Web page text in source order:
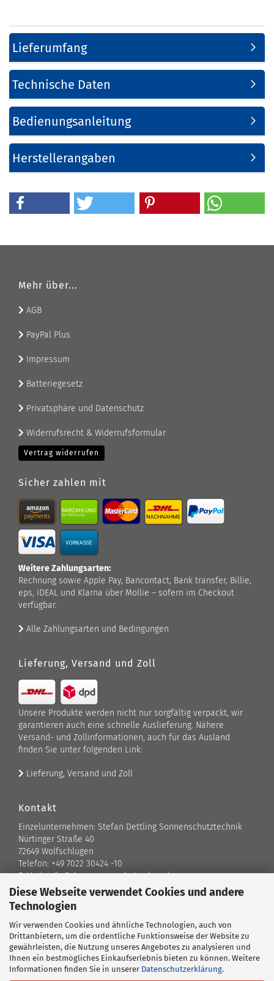
Diese Webseite verwendet Cookies und andere
Technologien
Wir verwenden Cookies und ähnliche Technologien, auch von
Drittanbietern, um die ordentliche Funktionsweise der Website zu
gewährleisten, die Nutzung unseres Angebotes zu analysieren und
Ihnen ein bestmögliches Einkaufserlebnis bieten zu können. Weitere
Informationen finden Sie in unserer Datenschutzerklärung.
Lieferumfang
Technische Daten
Bedienungsanleitung
Herstellerangaben
Mehr über...
AGB
PayPal Plus
Impressum
Batteriegesetz
Privatsphäre und Datenschutz
Widerrufsrecht & Widerrufsformular
Vertrag widerrufen
Sicher zahlen mit
Weitere Zahlungsarten:
Rechnung sowie Apple Pay, Bancontact, Bank transfer, Billie,
eps, iDEAL und Klarna über Mollie – sofern im Checkout
verfügbar.
Alle Zahlungsarten und Bedingungen
Lieferung, Versand und Zoll
Unsere Produkte werden nicht nur sorgfältig verpackt, wir
garantieren auch eine schnelle Auslieferung. Nähere
Versand- und Zollinformationen, auch für das Ausland
finden Sie unter folgenden Link:
Lieferung, Versand und Zoll
Kontakt
Einzelunternehmen: Stefan Dettling Sonnenschutztechnik
Nürtinger Straße 40
72649 Wolfschlugen
Telefon: +49 7022 30424 -10
E-Mail: info@der-sonnenschutz-shop.de
Kontaktformular
Standort
Ansprechpartner